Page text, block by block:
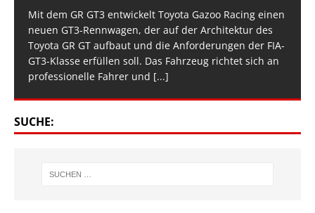
Mit dem GR GT3 entwickelt Toyota Gazoo Racing einen
neuen GT3-Rennwagen, der auf der Architektur des
Toyota GR GT aufbaut und die Anforderungen der FIA-
GT3-Klasse erfüllen soll. Das Fahrzeug richtet sich an
professionelle Fahrer und [...]
SUCHE: